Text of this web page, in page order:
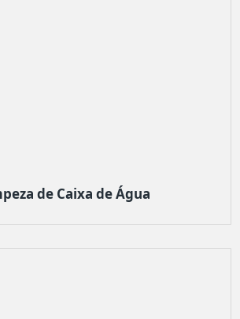
de Caixa de Água